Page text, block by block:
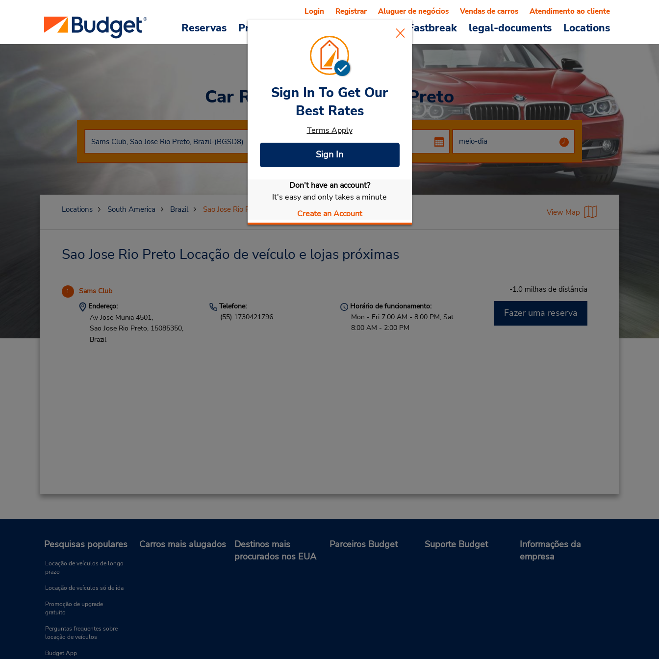
Reservas Promoções Veículos e serviços Fastbreak legal-documents Locations
Login Registrar Aluguer de negócios Vendas de carros Atendimento ao cliente
Car Rental Sao Jose Rio Preto
Selecionar meu carro
Sign In To Get Our
Best Rates
Terms Apply
Sign In
Don't have an account?
It's easy and only takes a minute
Create an Account
Locations South America Brazil Sao Jose Rio Preto View Map
Sao Jose Rio Preto Locação de veículo e lojas próximas
1 Sams Club -1.0 milhas de distância
Endereço:
Av Jose Munia 4501,
Sao Jose Rio Preto, 15085350,
Brazil
Telefone:
(55) 1730421796
Horário de funcionamento:
Mon - Fri 7:00 AM - 8:00 PM; Sat
8:00 AM - 2:00 PM
Fazer uma reserva
Pesquisas populares
Locação de veículos de longo
prazo
Locação de veículos só de ida
Promoção de upgrade
gratuito
Perguntas freqüentes sobre
locação de veículos
Budget App
Carros mais alugados
Destinos mais
procurados nos EUA
Parceiros Budget Suporte Budget
Informações da
empresa